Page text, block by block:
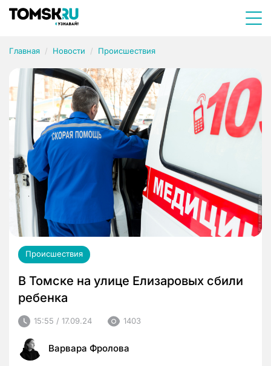
Главная Новости Происшествия
Происшествия
В Томске на улице Елизаровых сбили
ребенка
15:55 / 17.09.24 1403
Варвара Фролова